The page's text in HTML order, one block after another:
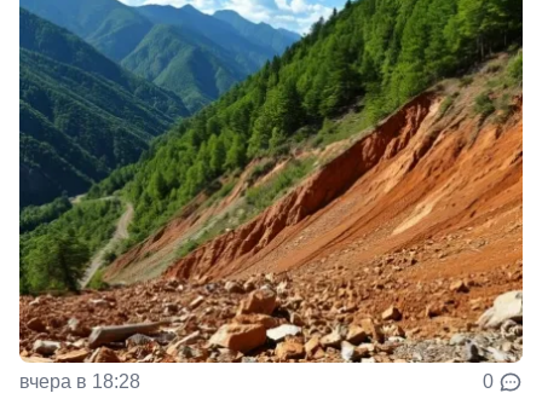
вчера в 18:28 0